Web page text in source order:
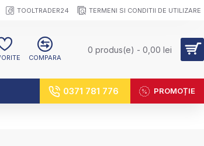
TOOLTRADER24 TERMENI SI CONDITII DE UTILIZARE
COMPARA
0 produs(e) - 0,00 lei
0371 781 776 PROMOȚIE